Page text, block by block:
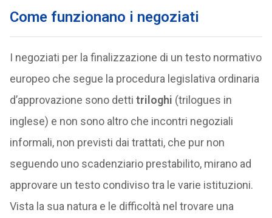
Come funzionano i negoziati
I negoziati per la finalizzazione di un testo normativo
europeo che segue la procedura legislativa ordinaria
d’approvazione sono detti triloghi (trilogues in
inglese) e non sono altro che incontri negoziali
informali, non previsti dai trattati, che pur non
seguendo uno scadenziario prestabilito, mirano ad
approvare un testo condiviso tra le varie istituzioni.
Vista la sua natura e le difficoltà nel trovare una